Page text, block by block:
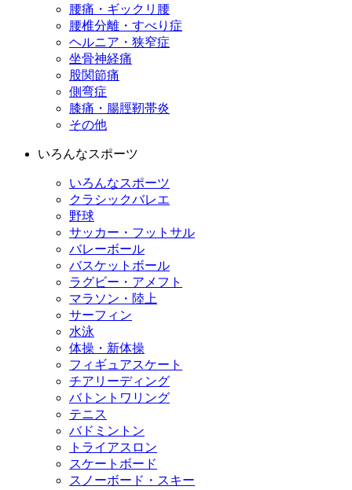
腰痛・ギックリ腰
腰椎分離・すべり症
ヘルニア・狭窄症
坐骨神経痛
股関節痛
側弯症
膝痛・腸脛靭帯炎
その他
いろんなスポーツ
いろんなスポーツ
クラシックバレエ
野球
サッカー・フットサル
バレーボール
バスケットボール
ラグビー・アメフト
マラソン・陸上
サーフィン
水泳
体操・新体操
フィギュアスケート
チアリーディング
バトントワリング
テニス
バドミントン
トライアスロン
スケートボード
スノーボード・スキー